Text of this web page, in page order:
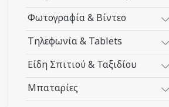
Φωτογραφία & Βίντεο
Τηλεφωνία & Tablets
Είδη Σπιτιού & Ταξιδίου
Μπαταρίες